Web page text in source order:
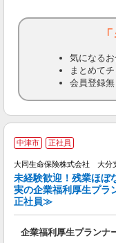
気になる
まとめて
会員登録
中津市 正社員
大同生命保険株式会社 大
未経験歓迎！残業ほぼ
実の企業福利厚生プ
正社員≫
企業福利厚生プランナ